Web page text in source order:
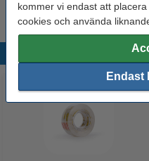
kommer vi endast att
cookies och använda
Endast